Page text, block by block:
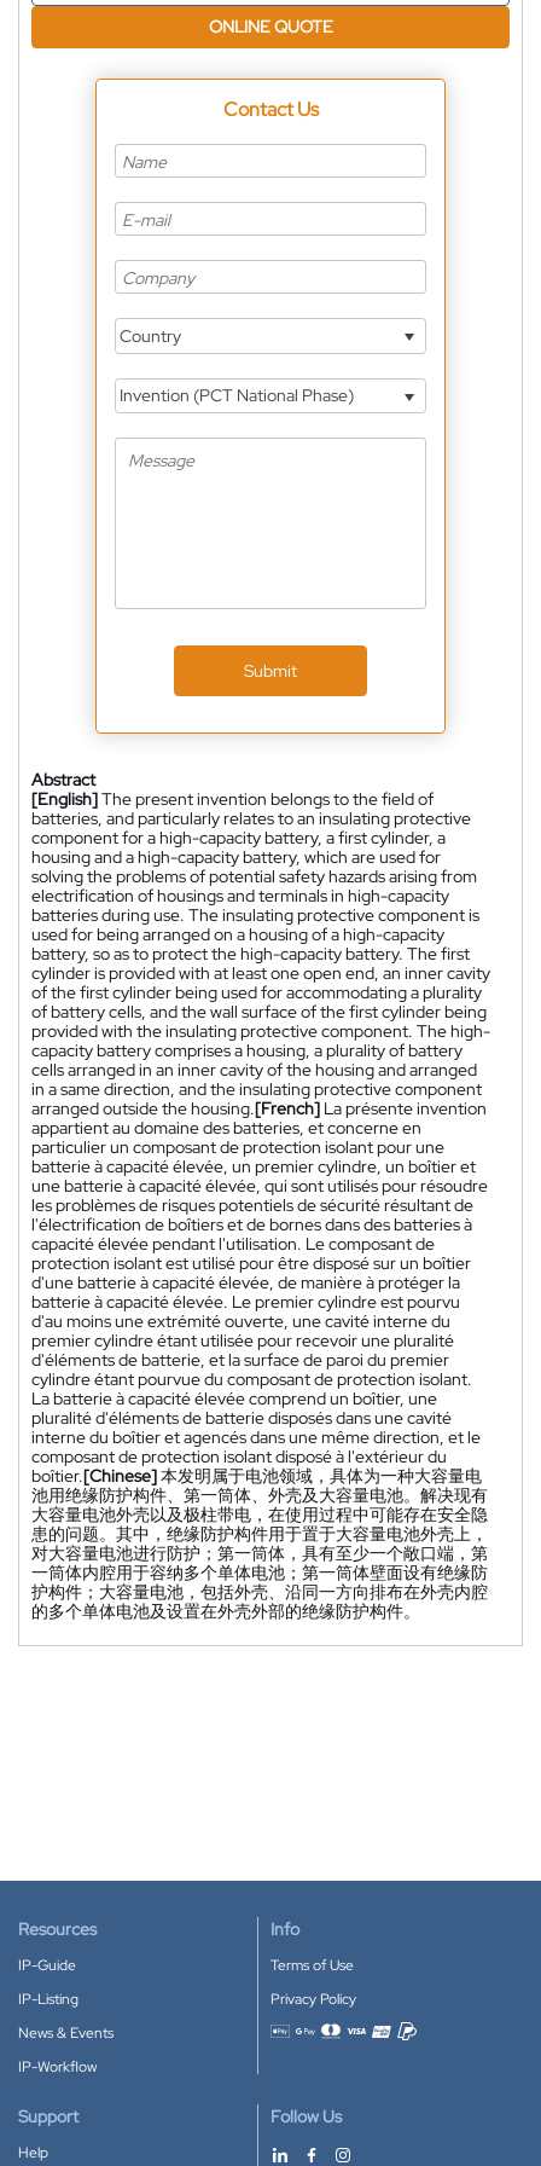
ONLINE QUOTE
Contact Us
Country
Invention (PCT National Phase)
Submit
Abstract
[English]The present invention belongs to the field of
batteries, and particularly relates to an insulating protective
component for a high-capacity battery, a first cylinder, a
housing and a high-capacity battery, which are used for
solving the problems of potential safety hazards arising from
electrification of housings and terminals in high-capacity
batteries during use. The insulating protective component is
used for being arranged on a housing of a high-capacity
battery, so as to protect the high-capacity battery. The first
cylinder is provided with at least one open end, an inner cavity
of the first cylinder being used for accommodating a plurality
of battery cells, and the wall surface of the first cylinder being
provided with the insulating protective component. The high-
capacity battery comprises a housing, a plurality of battery
cells arranged in an inner cavity of the housing and arranged
in a same direction, and the insulating protective component
arranged outside the housing.[French] La présente invention
appartient au domaine des batteries, et concerne en
particulier un composant de protection isolant pour une
batterie à capacité élevée, un premier cylindre, un boîtier et
une batterie à capacité élevée, qui sont utilisés pour résoudre
les problèmes de risques potentiels de sécurité résultant de
l'électrification de boîtiers et de bornes dans des batteries à
capacité élevée pendant l'utilisation. Le composant de
protection isolant est utilisé pour être disposé sur un boîtier
d'une batterie à capacité élevée, de manière à protéger la
batterie à capacité élevée. Le premier cylindre est pourvu
d'au moins une extrémité ouverte, une cavité interne du
premier cylindre étant utilisée pour recevoir une pluralité
d'éléments de batterie, et la surface de paroi du premier
cylindre étant pourvue du composant de protection isolant.
La batterie à capacité élevée comprend un boîtier, une
pluralité d'éléments de batterie disposés dans une cavité
interne du boîtier et agencés dans une même direction, et le
composant de protection isolant disposé à l'extérieur du
boîtier.[Chinese]本发明属于电池领域，具体为一种大容量电
池用绝缘防护构件、第一筒体、外壳及大容量电池。解决现有
大容量电池外壳以及极柱带电，在使用过程中可能存在安全隐
患的问题。其中，绝缘防护构件用于置于大容量电池外壳上，
对大容量电池进行防护；第一筒体，具有至少一个敞口端，第
一筒体内腔用于容纳多个单体电池；第一筒体壁面设有绝缘防
护构件；大容量电池，包括外壳、沿同一方向排布在外壳内腔
的多个单体电池及设置在外壳外部的绝缘防护构件。
Resources
IP-Guide
IP-Listing
News & Events
IP-Workflow
Info
Terms of Use
Privacy Policy
Accepted payment methods
Support
Help
Follow Us